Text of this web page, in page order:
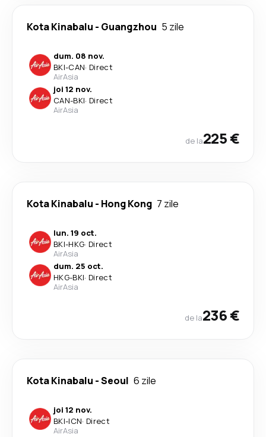
Kota Kinabalu - Guangzhou 5 zile
dum. 08 nov.
BKI-CAN· Direct
AirAsia
joi 12 nov.
CAN-BKI· Direct
AirAsia
de la225 €
Kota Kinabalu - Hong Kong 7 zile
lun. 19 oct.
BKI-HKG· Direct
AirAsia
dum. 25 oct.
HKG-BKI· Direct
AirAsia
de la236 €
Kota Kinabalu -Seoul 6 zile
joi 12 nov.
BKI-ICN· Direct
AirAsia